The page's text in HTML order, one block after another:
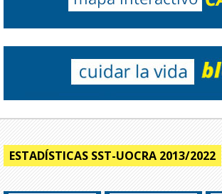
ESTADÍSTICAS SST-UOCRA 2013/2022